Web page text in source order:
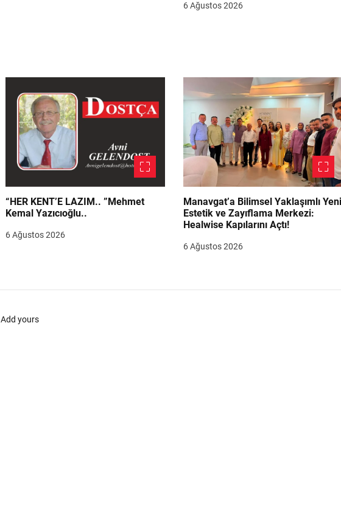
6 Ağustos 2026
“HER KENT’E LAZIM.. ”Mehmet
Kemal Yazıcıoğlu..
6 Ağustos 2026
Manavgat’a Bilimsel Yaklaşımlı
Estetik ve Zayıflama Merkezi:
Healwise Kapılarını Açtı!
6 Ağustos 2026
Add yours